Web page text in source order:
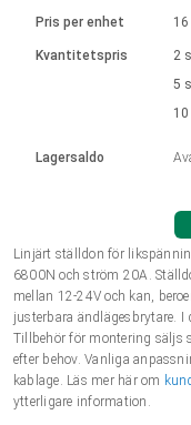
Enhetssystem
Kundkorg
Solenoids
Ø 28-42| 1-1400 rpm | <=
Styrningar
Styrningar DC
Drivsteg 2-6 A
Synkrona-Asynkrona | för 1-4
Synkrona-Asynkrona | för 1-4
Français (EUR)
Polski (EUR)
Norsk (NOK)
Suomi (EUR)
Pris per enhet
Kvantitetspris
Lagersaldo
2
5
Linjärt ställdon för
6800N och ström 20A.
mellan 12-24V och kan,
justerbara ändlägesbrytare.
Tillbehör för montering säljs
efter behov. Vanliga
kablage. Läs mer här om
ytterligare information.